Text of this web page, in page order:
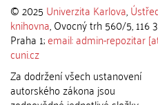
© 2025 Univerzita Karlova,
knihovna, Ovocný trh 560/5, 116
Praha 1;email: admin-repozitar
cuni.cz
Za dodržení všech ustanovení
autorského zákona jsou